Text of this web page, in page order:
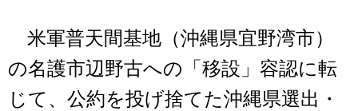
米軍普天間基地（沖縄県宜野湾市）
の名護市辺野古への「移設」容認に転
じて、公約を投げ捨てた沖縄県選出・